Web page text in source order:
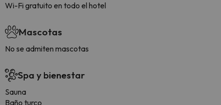
Wi-Fi gratuito en todo el hotel
Mascotas
No se admiten mascotas
Spa y bienestar
Sauna
Baño turco